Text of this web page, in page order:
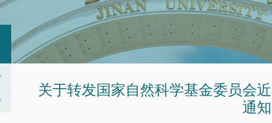
关于转发国家自然科学基金委员会
通知